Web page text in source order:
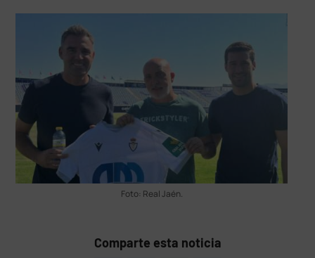
Foto: Real Jaén.
Comparte esta noticia